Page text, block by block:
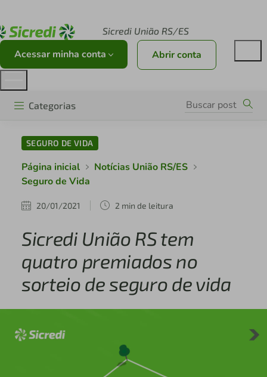
Sicredi União RS/ES
Acessar minha conta Abrir conta
Categorias
SEGURO DE VIDA
Página inicial
Notícias União RS/ES
Seguro de Vida
20/01/2021 2 min de leitura
Sicredi União RS tem
quatro premiados no
sorteio de seguro de vida